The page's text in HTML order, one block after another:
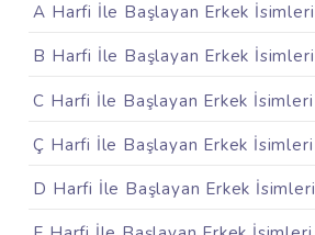
A Harfi İle Başlayan Erkek İsimleri
B Harfi İle Başlayan Erkek İsimleri
C Harfi İle Başlayan Erkek İsimleri
Ç Harfi İle Başlayan Erkek İsimleri
D Harfi İle Başlayan Erkek İsimleri